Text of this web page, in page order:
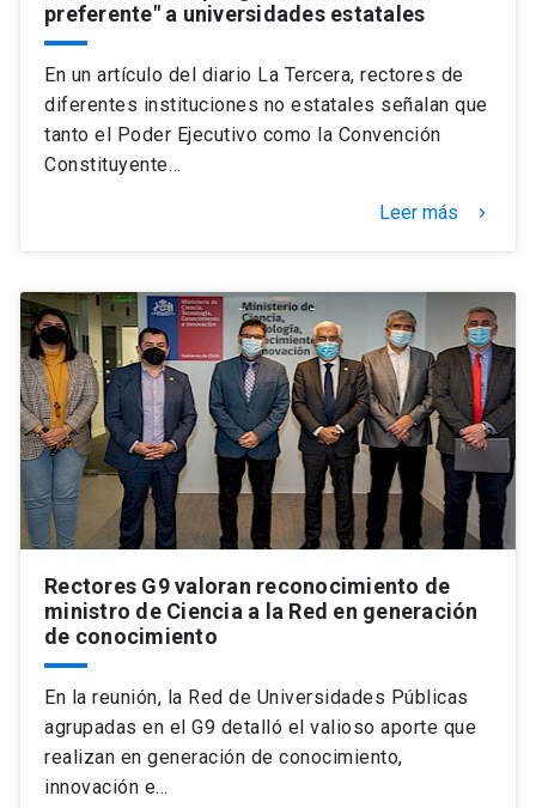
Alumni launch
Padres y familia
Mi Cuenta UC
Correo UC
Mi Portal UC launch
preferente" a universidades estatales
En un artículo del diario La Tercera, rectores de
diferentes instituciones no estatales señalan que
tanto el Poder Ejecutivo como la Convención
Constituyente…
Leer más keyboard_arrow_right
Rectores G9 valoran reconocimiento de
ministro de Ciencia a la Red en generación
de conocimiento
En la reunión, la Red de Universidades Públicas
agrupadas en el G9 detalló el valioso aporte que
realizan en generación de conocimiento,
innovación e…